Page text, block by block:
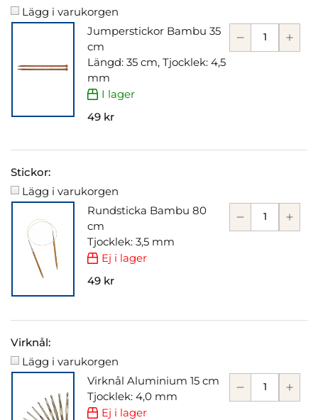
Lägg i varukorgen
Jumperstickor Bambu 35
cm
Längd: 35 cm, Tjocklek: 4,5
mm
I lager
49 kr
Stickor:
Lägg i varukorgen
Rundsticka Bambu 80
cm
Tjocklek: 3,5 mm
Ej i lager
49 kr
Virknål:
Lägg i varukorgen
Virknål Aluminium 15 cm
Tjocklek: 4,0 mm
Ej i lager